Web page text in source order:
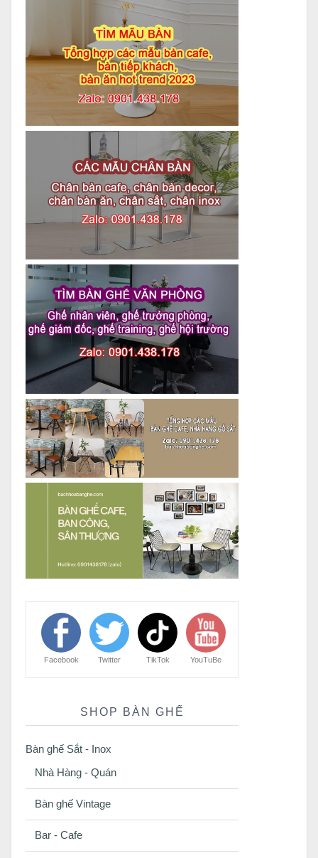
Facebook Twitter TikTok YouTuBe
SHOP BÀN GHẾ
Bàn ghế Sắt - Inox
Nhà Hàng - Quán
Bàn ghế Vintage
Bar - Cafe